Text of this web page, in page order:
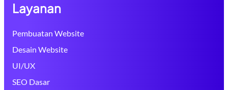
Layanan
Pembuatan Website
Desain Website
UI/UX
SEO Dasar